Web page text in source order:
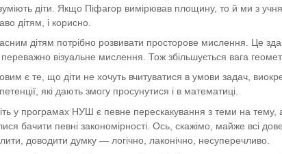
діти. Якщо Піфагор вимірював площину, то й ми з
дітям, і корисно.
дітям потрібно розвивати просторове мислення. Це
візуальне мислення. Тож збільшується вага
є те, що діти не хочуть вчитуватися в умови задач,
які дають змогу просунутися і в математиці.
у програмах НУШ є певне перескакування з теми на
бачити певні закономірності. Ось, скажімо, майже всі
доводити думку — логічно, лаконічно, несуперечливо.